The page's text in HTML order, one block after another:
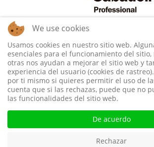
We use cookies
Usamos cookies en nuestro sitio web.
esenciales para el funcionamiento del
otras nos ayudan a mejorar el sitio web y
experiencia del usuario (cookies de
por ti mismo si quieres permitir el uso de
cuenta que si las rechazas, puede que no
las funcionalidades del sitio web.
De acuerdo
Rechazar